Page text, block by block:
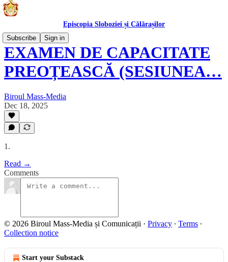
Episcopia Sloboziei și Călărașilor
Subscribe
Sign in
EXAMEN DE CAPACITATE
PREOȚEASCĂ (SESIUNEA…
Biroul Mass-Media
Dec 18, 2025
1.
Read →
Comments
© 2026 Biroul Mass-Media și Comunicații · Privacy ∙ Terms ∙
Collection notice
Start your Substack